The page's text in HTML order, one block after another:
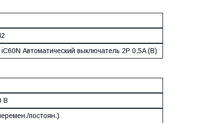
iC60N Автоматический выключатель 2P 0,5A (B)
В
постоян.)